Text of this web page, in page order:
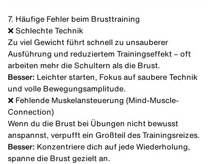
7. Häufige Fehler beim Brusttraining
❌ Schlechte Technik
Zu viel Gewicht führt schnell zu unsauberer
Ausführung und reduziertem Trainingseffekt – oft
arbeiten mehr die Schultern als die Brust.
Besser: Leichter starten, Fokus auf saubere Technik
und volle Bewegungsamplitude.
❌ Fehlende Muskelansteuerung (Mind-Muscle-
Connection)
Wenn du die Brust bei Übungen nicht bewusst
anspannst, verpufft ein Großteil des Trainingsreizes.
Besser: Konzentriere dich auf jede Wiederholung,
spanne die Brust gezielt an.